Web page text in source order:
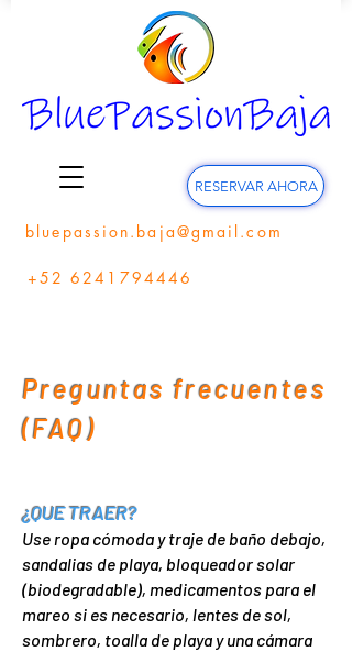
RESERVAR AHORA
+52 6241794446
bluepassion.baja@gmail.com
Preguntas frecuentes
(FAQ)
¿QUE TRAER?
Use ropa cómoda y traje de baño debajo,
sandalias de playa, bloqueador solar
(biodegradable), medicamentos para el
mareo si es necesario, lentes de sol,
sombrero, toalla de playa y una cámara